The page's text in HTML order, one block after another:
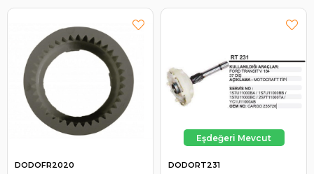
DODOFR2020 DODORT231